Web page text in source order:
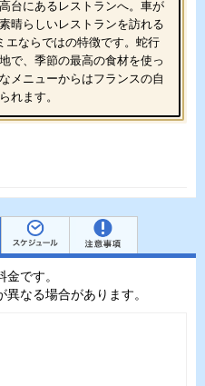
台にあるレストランへ。車が
晴らしいレストランを訪れる
エならではの特徴です。蛇行
で、季節の最高の食材を使っ
メニューからはフランスの自
れます。
です。
なる場合があります。